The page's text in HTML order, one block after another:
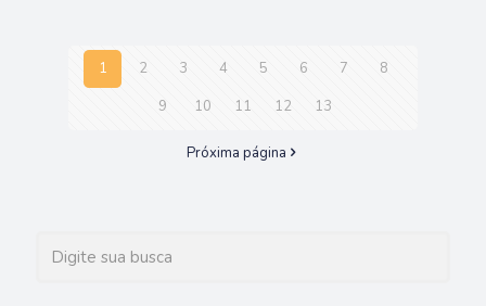
1 2 3 4 5 6 7
8
9
10 11 12 13
Próxima página